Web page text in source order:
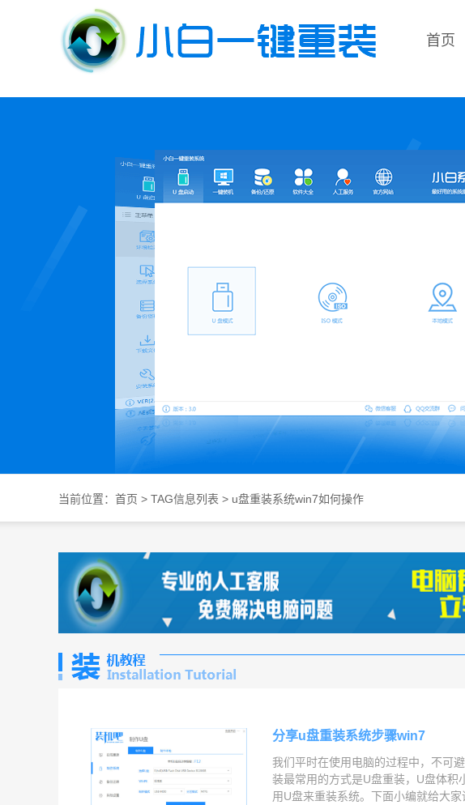
首页
当前位置： 首页 > TAG信息列表 > u盘重装系统win7如何操作
分享u盘重装系统步骤win7
我们平时在使用电脑的过程中，不可
装最常用的方式是U盘重装，U盘体
用U盘来重装系统。下面小编就给大